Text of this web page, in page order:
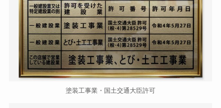
塗装工事業・国土交通大臣許可